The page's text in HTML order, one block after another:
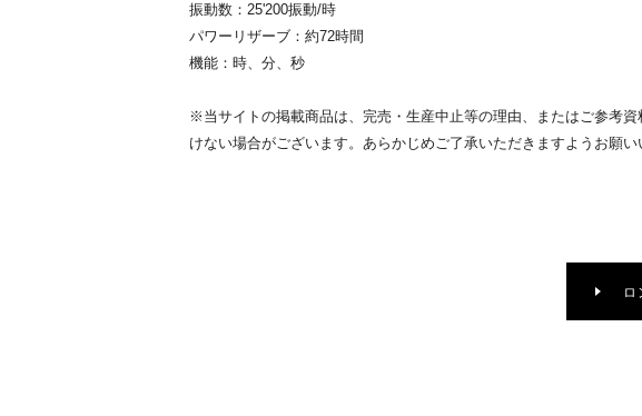
振動数：25'200振動/時
パワーリザーブ：約72時間
機能：時、分、秒
※当サイトの掲載商品は、完売・生産中止等の理由、またはご参考資
けない場合がございます。あらかじめご了承いただきますようお願い
ロ